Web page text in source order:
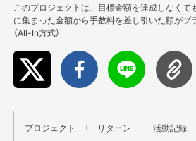
このプロジェクトは、目標金額を達成しなくても
に集まった金額から手数料を差し引いた額がプ
（All-In方式）
プロジェクト リターン 活動記録